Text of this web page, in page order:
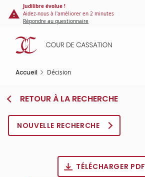
Panneau de gestion des cookies
contenu
principal
Judilibre évolue !
Aidez-nous à l'améliorer en 2 minutes
Répondre au questionnaire
Accueil Décision
RETOUR À LA RECHERCHE
NOUVELLE RECHERCHE
TÉLÉCHARGER PDF